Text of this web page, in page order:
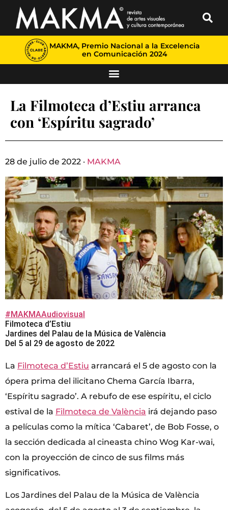
MAKMA, Premio Nacional a la Excelencia
en Comunicación 2024
La Filmoteca d’Estiu arranca
con ‘Espíritu sagrado’
28 de julio de 2022 · MAKMA
#MAKMAAudiovisual
Filmoteca d’Estiu
Jardines del Palau de la Música de València
Del 5 al 29 de agosto de 2022
La Filmoteca d’Estiu arrancará el 5 de agosto con la
ópera prima del ilicitano Chema García Ibarra,
‘Espíritu sagrado’. A rebufo de ese espíritu, el ciclo
estival de la Filmoteca de València irá dejando paso
a películas como la mítica ‘Cabaret’, de Bob Fosse, o
la sección dedicada al cineasta chino Wog Kar-wai,
con la proyección de cinco de sus films más
significativos.
Los Jardines del Palau de la Música de València